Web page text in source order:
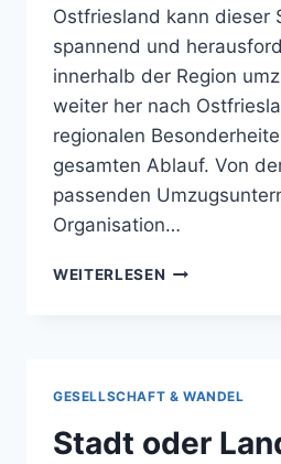
Ostfriesland kann dieser
spannend und
innerhalb der Region
weiter her nach
regionalen
gesamten Ablauf. Von
passenden
Organisation…
WEITERLESEN REGIONALE
FÜR
GESELLSCHAFT & WANDEL
Stadt oder